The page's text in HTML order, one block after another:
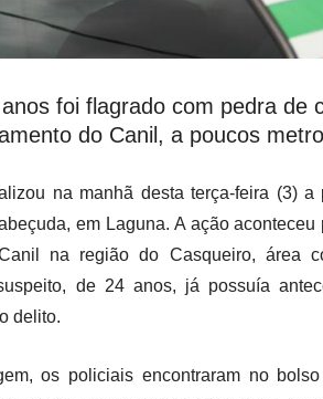
foi flagrado com pedra de
do Canil, a poucos
na manhã desta terça-feira (3)
em Laguna. A ação
na região do Casqueiro, área
de 24 anos, já possuía
delito.
os policiais encontraram no